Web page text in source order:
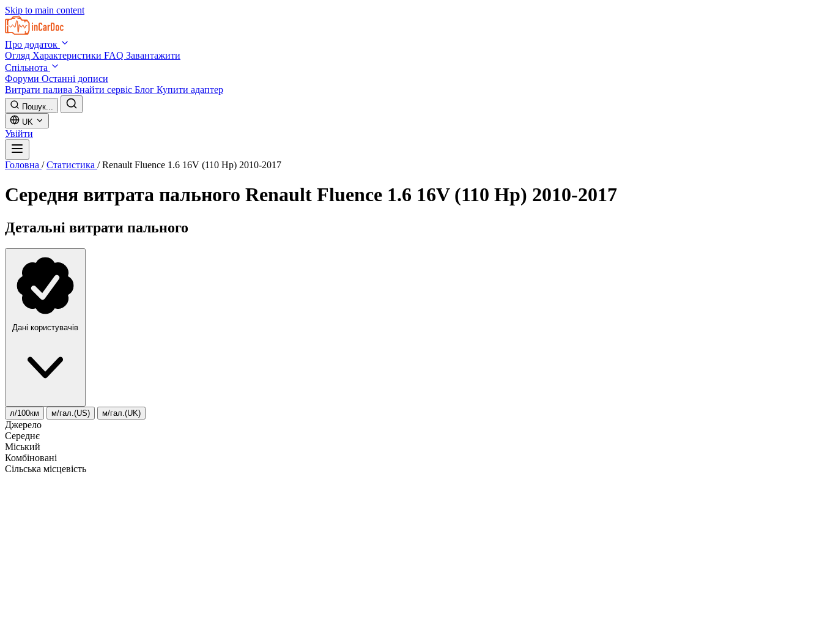
Skip to main content
Про додаток
Огляд Характеристики FAQ Завантажити
Спільнота
Форуми Останні дописи
Витрати палива Знайти сервіс Блог Купити адаптер
Пошук...
UK
Увійти
Головна / Статистика / Renault Fluence 1.6 16V (110 Hp) 2010-2017
Середня витрата пального Renault Fluence 1.6 16V (110 Hp) 2010-2017
Детальні витрати пального
Дані користувачів
л/100км м/гал.(US) м/гал.(UK)
Джерело
Середнє
Міський
Комбіновані
Сільська місцевість